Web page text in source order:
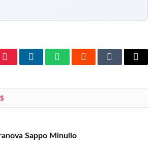
PinterestLinkedInWhatsAppRedditTumblrEmail
Sappo Minulio